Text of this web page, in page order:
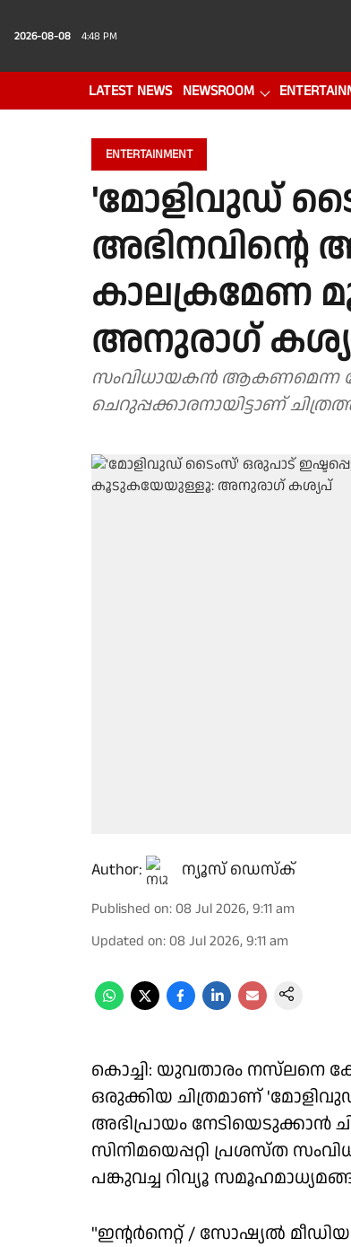
2026-08-08 4:48 PM
LATEST NEWS NEWSROOM
ENTERTAINMENT
'മോളിവുഡ്
കാലക്രമേണ
അനുരാഗ്
സംവിധായകൻ ആകണമെന്ന
ചെറുപ്പക്കാരനായിട്ടാണ്
Author: ന്യൂസ് ഡെസ്ക്
Published on: 08 Jul 2026, 9:11 am
Updated on: 08 Jul 2026, 9:11 am
കൊച്ചി: യുവതാരം നസ്‌ലനെ
ഒരുക്കിയ ചിത്രമാണ് 'മോളിവുഡ്
അഭിപ്രായം നേടിയെടുക്കാൻ
സിനിമയെപ്പറ്റി പ്രശസ്ത
പങ്കുവച്ച റിവ്യൂ
"ഇന്റർനെറ്റ് / സോഷ്യൽ മീഡിയ